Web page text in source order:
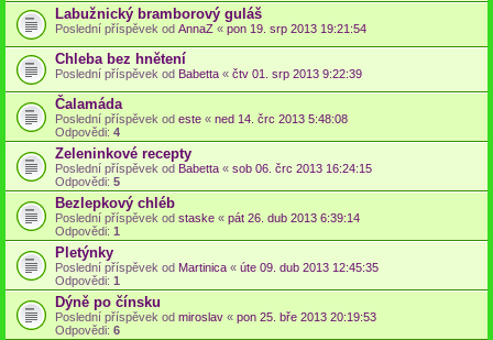
Labužnický bramborový guláš
Poslední příspěvek od AnnaZ « pon 19. srp 2013 19:21:54
Chleba bez hnětení
Poslední příspěvek od Babetta « čtv 01. srp 2013 9:22:39
Čalamáda
Poslední příspěvek od este « ned 14. črc 2013 5:48:08
Odpovědi: 4
Zeleninkové recepty
Poslední příspěvek od Babetta « sob 06. črc 2013 16:24:15
Odpovědi: 5
Bezlepkový chléb
Poslední příspěvek od staske « pát 26. dub 2013 6:39:14
Odpovědi: 1
Pletýnky
Poslední příspěvek od Martinica « úte 09. dub 2013 12:45:35
Odpovědi: 1
Dýně po čínsku
Poslední příspěvek od miroslav « pon 25. bře 2013 20:19:53
Odpovědi: 6